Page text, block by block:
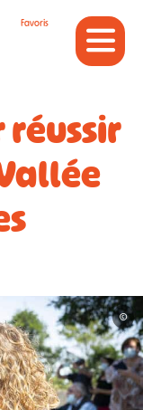
Favoris
réussir
©